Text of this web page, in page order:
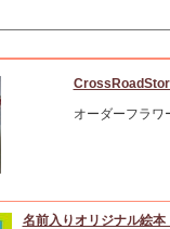
オーダーフラワ
名前入りオリジナル絵